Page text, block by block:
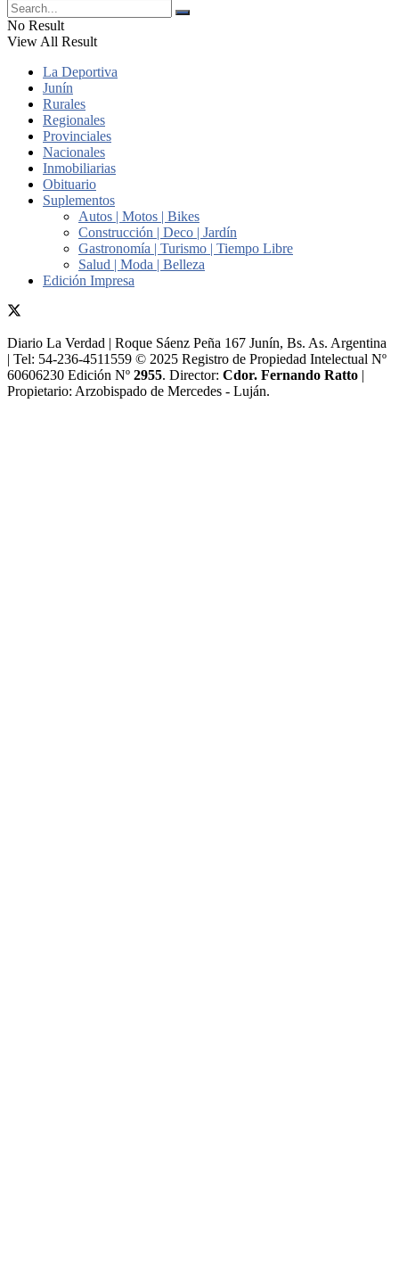
No Result
View All Result
La Deportiva
Junín
Rurales
Regionales
Provinciales
Nacionales
Inmobiliarias
Obituario
Suplementos
Autos | Motos | Bikes
Construcción | Deco | Jardín
Gastronomía | Turismo | Tiempo Libre
Salud | Moda | Belleza
Edición Impresa
Diario La Verdad | Roque Sáenz Peña 167 Junín, Bs. As. Argentina
| Tel: 54-236-4511559 © 2025 Registro de Propiedad Intelectual Nº
60606230 Edición Nº 2955. Director:​ Cdor. Fernando Ratto |
Propietario:​ Arzobispado de Mercedes - Luján.